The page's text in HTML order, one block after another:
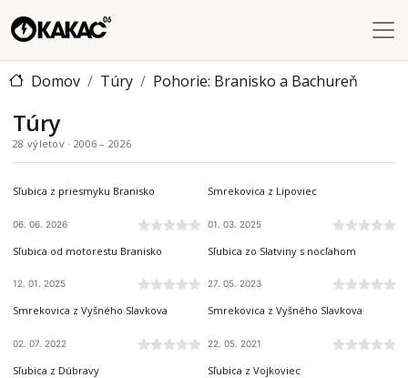
Domov Túry Pohorie: Branisko a Bachureň
Túry
28 výletov · 2006 – 2026
BRANISKO A BACHUREŇ
Sľubica z priesmyku Branisko
06. 06. 2026
BRANISKO A BACHUREŇ
Smrekovica z Lipoviec
01. 03. 2025
BRANISKO A BACHUREŇ
Sľubica od motorestu Branisko
12. 01. 2025
BRANISKO A BACHUREŇ
Sľubica zo Slatviny s nocľahom
27. 05. 2023
BRANISKO A BACHUREŇ
Smrekovica z Vyšného Slavkova
02. 07. 2022
BRANISKO A BACHUREŇ
Smrekovica z Vyšného Slavkova
22. 05. 2021
BRANISKO A BACHUREŇ
Sľubica z Dúbravy
BRANISKO A BACHUREŇ
Sľubica z Vojkoviec